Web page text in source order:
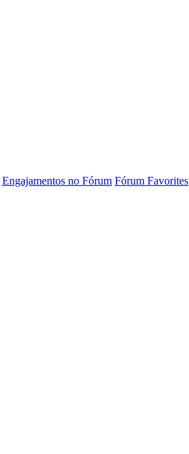
Engajamentos no Fórum Fórum Favorites